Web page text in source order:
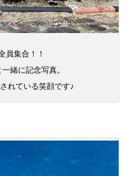
員集合！！
緒に記念写真。
れている笑顔です♪